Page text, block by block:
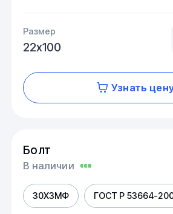
Размер
22х100
Узнать
Болт
В наличии
30Х3МФ ГОСТ Р 53664-